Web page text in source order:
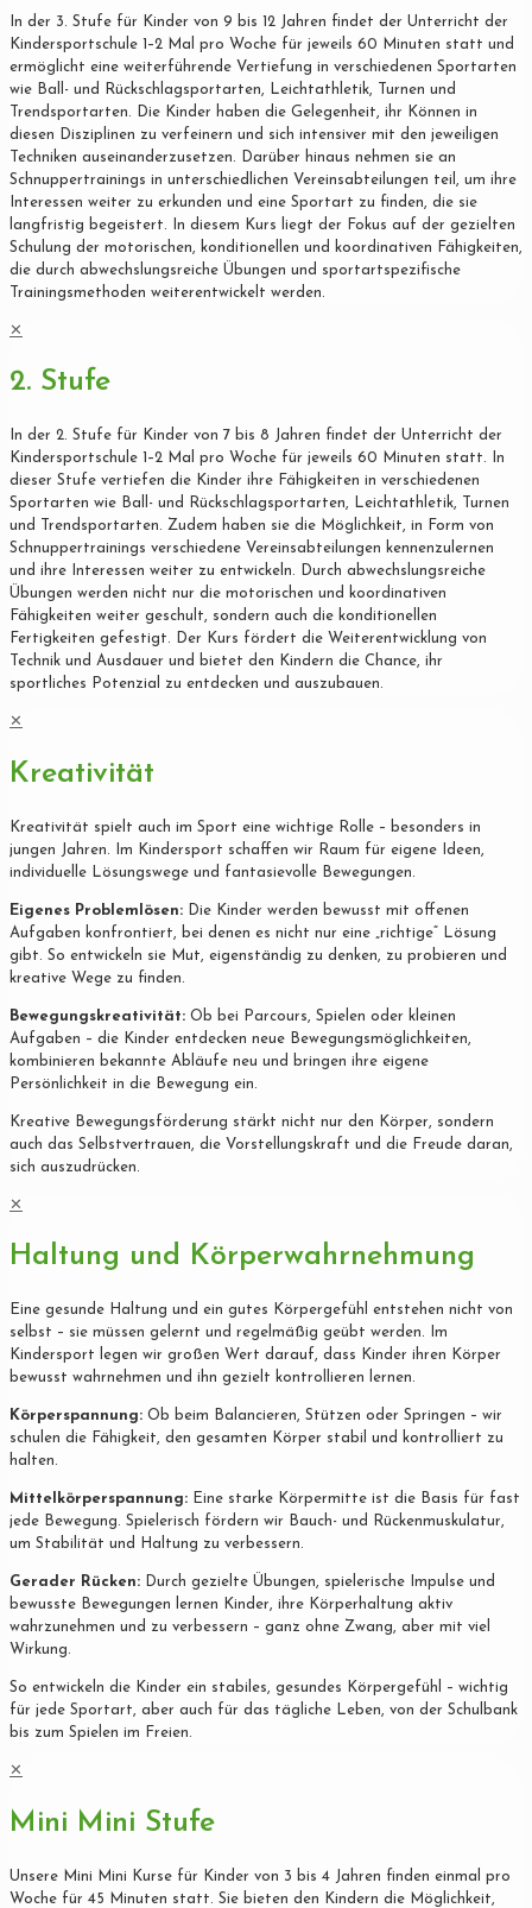
In der 3. Stufe für Kinder von 9 bis 12 Jahren findet der Unterricht der
Kindersportschule 1–2 Mal pro Woche für jeweils 60 Minuten statt und
ermöglicht eine weiterführende Vertiefung in verschiedenen Sportarten
wie Ball- und Rückschlagsportarten, Leichtathletik, Turnen und
Trendsportarten. Die Kinder haben die Gelegenheit, ihr Können in
diesen Disziplinen zu verfeinern und sich intensiver mit den jeweiligen
Techniken auseinanderzusetzen. Darüber hinaus nehmen sie an
Schnuppertrainings in unterschiedlichen Vereinsabteilungen teil, um ihre
Interessen weiter zu erkunden und eine Sportart zu finden, die sie
langfristig begeistert. In diesem Kurs liegt der Fokus auf der gezielten
Schulung der motorischen, konditionellen und koordinativen Fähigkeiten,
die durch abwechslungsreiche Übungen und sportartspezifische
Trainingsmethoden weiterentwickelt werden.
✕
2. Stufe
In der 2. Stufe für Kinder von 7 bis 8 Jahren findet der Unterricht der
Kindersportschule 1–2 Mal pro Woche für jeweils 60 Minuten statt. In
dieser Stufe vertiefen die Kinder ihre Fähigkeiten in verschiedenen
Sportarten wie Ball- und Rückschlagsportarten, Leichtathletik, Turnen
und Trendsportarten. Zudem haben sie die Möglichkeit, in Form von
Schnuppertrainings verschiedene Vereinsabteilungen kennenzulernen
und ihre Interessen weiter zu entwickeln. Durch abwechslungsreiche
Übungen werden nicht nur die motorischen und koordinativen
Fähigkeiten weiter geschult, sondern auch die konditionellen
Fertigkeiten gefestigt. Der Kurs fördert die Weiterentwicklung von
Technik und Ausdauer und bietet den Kindern die Chance, ihr
sportliches Potenzial zu entdecken und auszubauen.
✕
Kreativität
Kreativität spielt auch im Sport eine wichtige Rolle – besonders in
jungen Jahren. Im Kindersport schaffen wir Raum für eigene Ideen,
individuelle Lösungswege und fantasievolle Bewegungen.
Eigenes Problemlösen: Die Kinder werden bewusst mit offenen
Aufgaben konfrontiert, bei denen es nicht nur eine „richtige“ Lösung
gibt. So entwickeln sie Mut, eigenständig zu denken, zu probieren und
kreative Wege zu finden.
Bewegungskreativität: Ob bei Parcours, Spielen oder kleinen
Aufgaben – die Kinder entdecken neue Bewegungsmöglichkeiten,
kombinieren bekannte Abläufe neu und bringen ihre eigene
Persönlichkeit in die Bewegung ein.
Kreative Bewegungsförderung stärkt nicht nur den Körper, sondern
auch das Selbstvertrauen, die Vorstellungskraft und die Freude daran,
sich auszudrücken.
✕
Haltung und Körperwahrnehmung
Eine gesunde Haltung und ein gutes Körpergefühl entstehen nicht von
selbst – sie müssen gelernt und regelmäßig geübt werden. Im
Kindersport legen wir großen Wert darauf, dass Kinder ihren Körper
bewusst wahrnehmen und ihn gezielt kontrollieren lernen.
Körperspannung: Ob beim Balancieren, Stützen oder Springen – wir
schulen die Fähigkeit, den gesamten Körper stabil und kontrolliert zu
halten.
Mittelkörperspannung: Eine starke Körpermitte ist die Basis für fast
jede Bewegung. Spielerisch fördern wir Bauch- und Rückenmuskulatur,
um Stabilität und Haltung zu verbessern.
Gerader Rücken: Durch gezielte Übungen, spielerische Impulse und
bewusste Bewegungen lernen Kinder, ihre Körperhaltung aktiv
wahrzunehmen und zu verbessern – ganz ohne Zwang, aber mit viel
Wirkung.
So entwickeln die Kinder ein stabiles, gesundes Körpergefühl – wichtig
für jede Sportart, aber auch für das tägliche Leben, von der Schulbank
bis zum Spielen im Freien.
✕
Mini Mini Stufe
Unsere Mini Mini Kurse für Kinder von 3 bis 4 Jahren finden einmal pro
Woche für 45 Minuten statt. Sie bieten den Kindern die Möglichkeit,